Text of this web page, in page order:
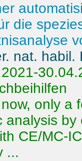
die
nat.
only a
analysis
CE/MC-
...